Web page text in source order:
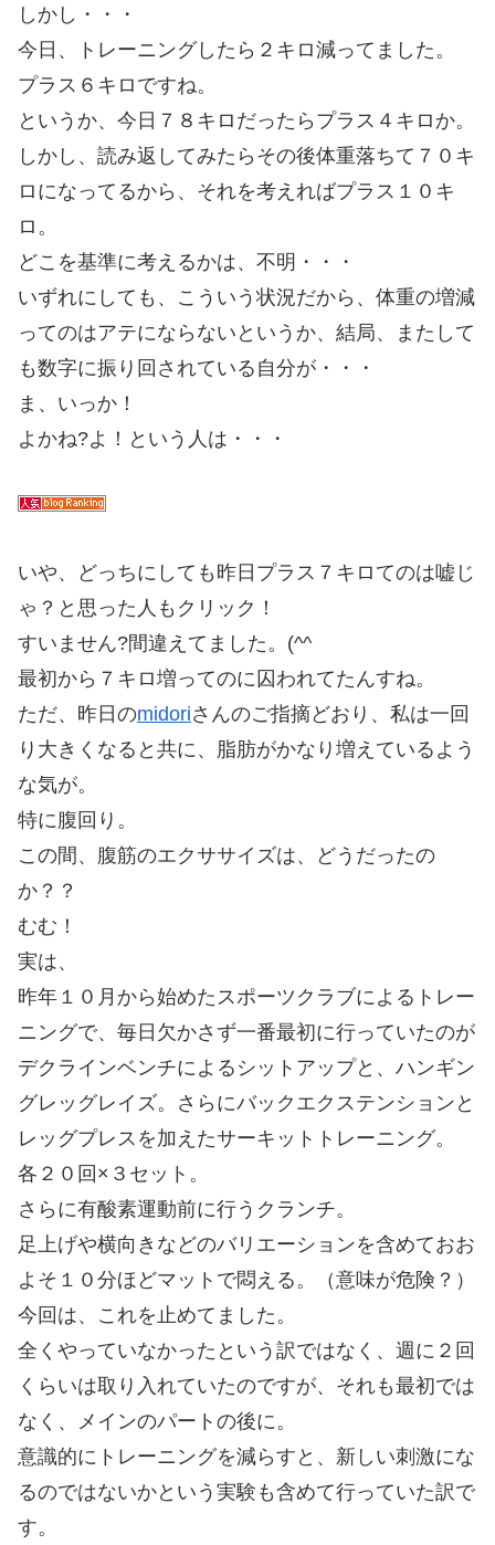
しかし・・・
今日、トレーニングしたら２キロ減ってました。
プラス６キロですね。
というか、今日７８キロだったらプラス４キロか。
しかし、読み返してみたらその後体重落ちて７０キ
ロになってるから、それを考えればプラス１０キ
ロ。
どこを基準に考えるかは、不明・・・
いずれにしても、こういう状況だから、体重の増減
ってのはアテにならないというか、結局、またして
も数字に振り回されている自分が・・・
ま、いっか！
よかね?よ！という人は・・・
いや、どっちにしても昨日プラス７キロてのは嘘じ
ゃ？と思った人もクリック！
すいません?間違えてました。(^^ゞ
最初から７キロ増ってのに囚われてたんすね。
ただ、昨日のmidoriさんのご指摘どおり、私は一回
り大きくなると共に、脂肪がかなり増えているよう
な気が。
特に腹回り。
この間、腹筋のエクササイズは、どうだったの
か？？
むむ！
実は、
昨年１０月から始めたスポーツクラブによるトレー
ニングで、毎日欠かさず一番最初に行っていたのが
デクラインベンチによるシットアップと、ハンギン
グレッグレイズ。さらにバックエクステンションと
レッグプレスを加えたサーキットトレーニング。
各２０回×３セット。
さらに有酸素運動前に行うクランチ。
足上げや横向きなどのバリエーションを含めておお
よそ１０分ほどマットで悶える。（意味が危険？）
今回は、これを止めてました。
全くやっていなかったという訳ではなく、週に２回
くらいは取り入れていたのですが、それも最初では
なく、メインのパートの後に。
意識的にトレーニングを減らすと、新しい刺激にな
るのではないかという実験も含めて行っていた訳で
す。